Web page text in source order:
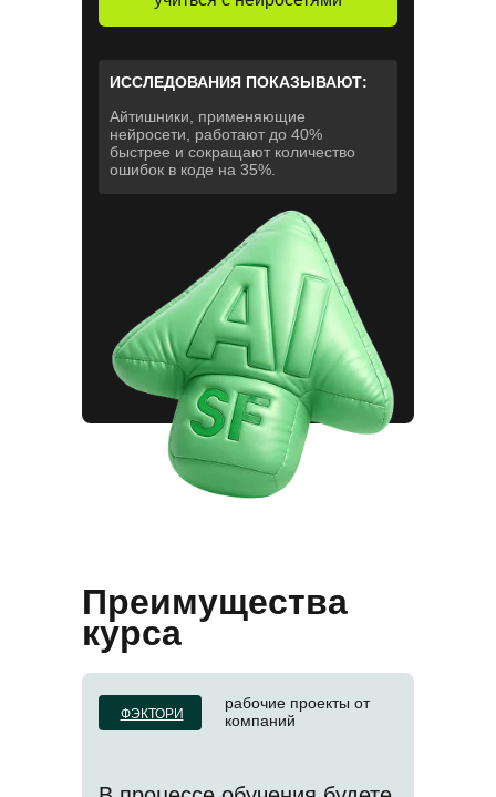
ИССЛЕДОВАНИЯ ПОКАЗЫВАЮТ:
Айтишники, применяющие
нейросети, работают до 40%
быстрее и сокращают количество
ошибок в коде на 35%.
Преимущества
курса
ФЭКТОРИ
рабочие проекты от
компаний